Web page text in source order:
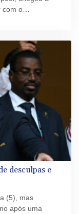
com o
contrato de
desculpas e
(5), mas
após uma